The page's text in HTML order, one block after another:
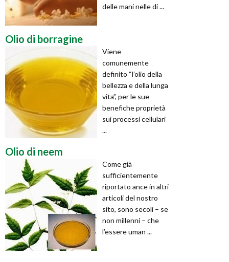
delle mani nelle di ...
Olio di borragine
Viene
comunemente
definito “l’olio della
bellezza e della lunga
vita”, per le sue
benefiche proprietà
sui processi cellulari
...
Olio di neem
Come già
sufficientemente
riportato ance in altri
articoli del nostro
sito, sono secoli – se
non millenni – che
l’essere uman ...